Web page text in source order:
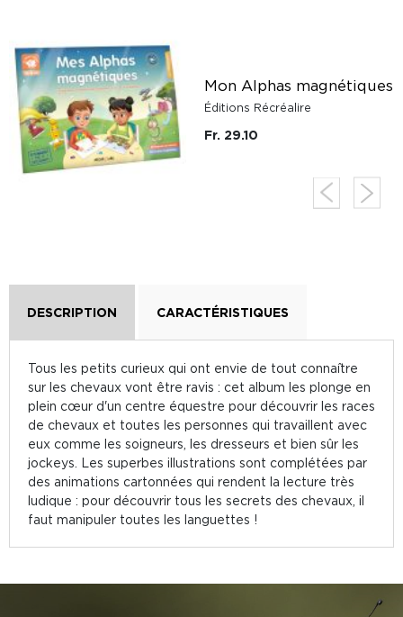
Mon Alphas magnétiques
Éditions Récréalire
Fr. 29.10
DESCRIPTION CARACTÉRISTIQUES
Tous les petits curieux qui ont envie de tout connaître
sur les chevaux vont être ravis : cet album les plonge en
plein cœur d'un centre équestre pour découvrir les races
de chevaux et toutes les personnes qui travaillent avec
eux comme les soigneurs, les dresseurs et bien sûr les
jockeys. Les superbes illustrations sont complétées par
des animations cartonnées qui rendent la lecture très
ludique : pour découvrir tous les secrets des chevaux, il
faut manipuler toutes les languettes !